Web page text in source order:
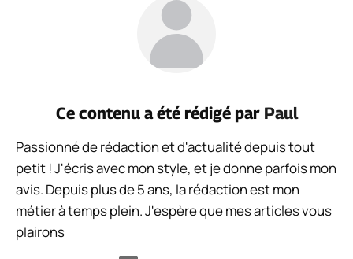
Ce contenu a été rédigé par Paul
Passionné de rédaction et d'actualité depuis tout
petit ! J'écris avec mon style, et je donne parfois mon
avis. Depuis plus de 5 ans, la rédaction est mon
métier à temps plein. J'espère que mes articles vous
plairons